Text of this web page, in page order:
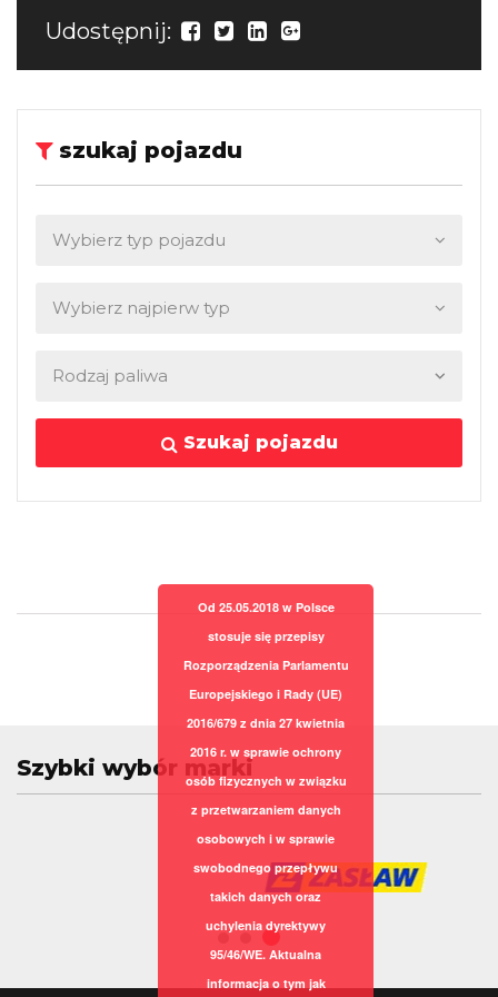
Udostępnij:
szukaj pojazdu
Szukaj pojazdu
Szybki wybór marki
Od 25.05.2018 w Polsce
stosuje się przepisy
Rozporządzenia Parlamentu
Europejskiego i Rady (UE)
2016/679 z dnia 27 kwietnia
2016 r. w sprawie ochrony
osób fizycznych w związku
z przetwarzaniem danych
osobowych i w sprawie
swobodnego przepływu
takich danych oraz
uchylenia dyrektywy
95/46/WE. Aktualna
informacja o tym jak